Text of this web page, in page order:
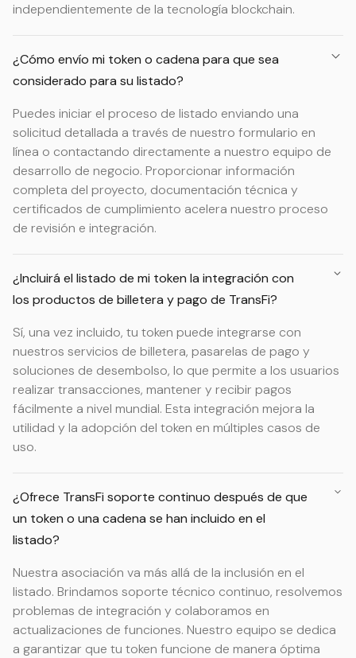
independientemente de la tecnología blockchain.
¿Cómo envío mi token o cadena para que sea
considerado para su listado?
Puedes iniciar el proceso de listado enviando una
solicitud detallada a través de nuestro formulario en
línea o contactando directamente a nuestro equipo de
desarrollo de negocio. Proporcionar información
completa del proyecto, documentación técnica y
certificados de cumplimiento acelera nuestro proceso
de revisión e integración.
¿Incluirá el listado de mi token la integración con
los productos de billetera y pago de TransFi?
Sí, una vez incluido, tu token puede integrarse con
nuestros servicios de billetera, pasarelas de pago y
soluciones de desembolso, lo que permite a los usuarios
realizar transacciones, mantener y recibir pagos
fácilmente a nivel mundial. Esta integración mejora la
utilidad y la adopción del token en múltiples casos de
uso.
¿Ofrece TransFi soporte continuo después de que
un token o una cadena se han incluido en el
listado?
Nuestra asociación va más allá de la inclusión en el
listado. Brindamos soporte técnico continuo, resolvemos
problemas de integración y colaboramos en
actualizaciones de funciones. Nuestro equipo se dedica
a garantizar que tu token funcione de manera óptima